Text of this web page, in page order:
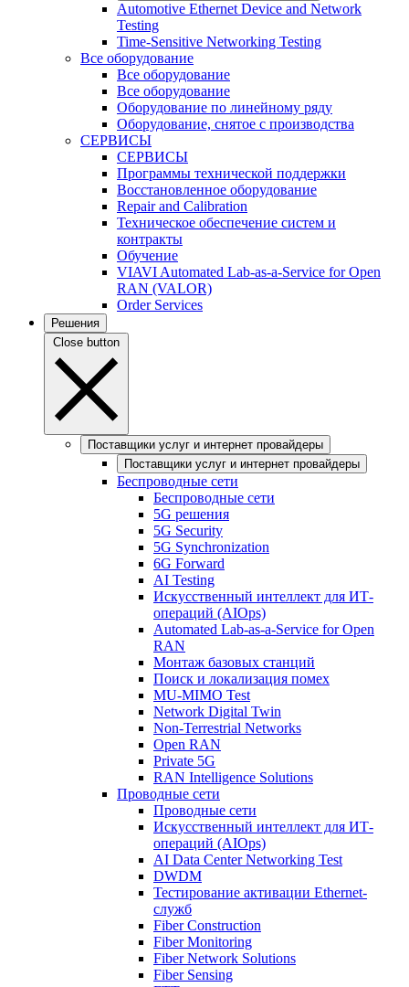
Automotive Ethernet Device and Network
Testing
Time-Sensitive Networking Testing
Все оборудование
Все оборудование
Все оборудование
Оборудование по линейному ряду
Оборудование, снятое с производства
СЕРВИСЫ
СЕРВИСЫ
Программы технической поддержки
Восстановленное оборудование
Repair and Calibration
Техническое обеспечение систем и
контракты
Обучение
VIAVI Automated Lab-as-a-Service for Open
RAN (VALOR)
Order Services
Решения
Close button
Поставщики услуг и интернет провайдеры
Поставщики услуг и интернет провайдеры
Беспроводные сети
Беспроводные сети
5G решения
5G Security
5G Synchronization
6G Forward
AI Testing
Искусственный интеллект для ИТ-
операций (AIOps)
Automated Lab-as-a-Service for Open
RAN
Монтаж базовых станций
Поиск и локализация помех
MU-MIMO Test
Network Digital Twin
Non-Terrestrial Networks
Open RAN
Private 5G
RAN Intelligence Solutions
Проводные сети
Проводные сети
Искусственный интеллект для ИТ-
операций (AIOps)
AI Data Center Networking Test
DWDM
Тестирование активации Ethernet-
служб
Fiber Construction
Fiber Monitoring
Fiber Network Solutions
Fiber Sensing